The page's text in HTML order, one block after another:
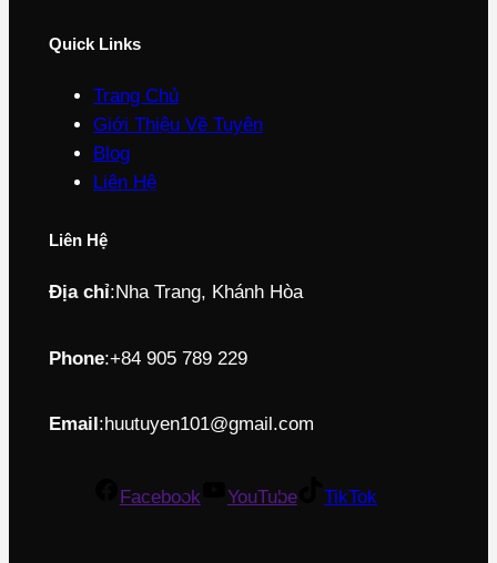
Quick Links
Trang Chủ
Giới Thiệu Về Tuyên
Blog
Liên Hệ
Liên Hệ
Địa chỉ:Nha Trang, Khánh Hòa
Phone:+84 905 789 229
Email :huutuyen101@gmail.com
Facebook YouTube TikTok